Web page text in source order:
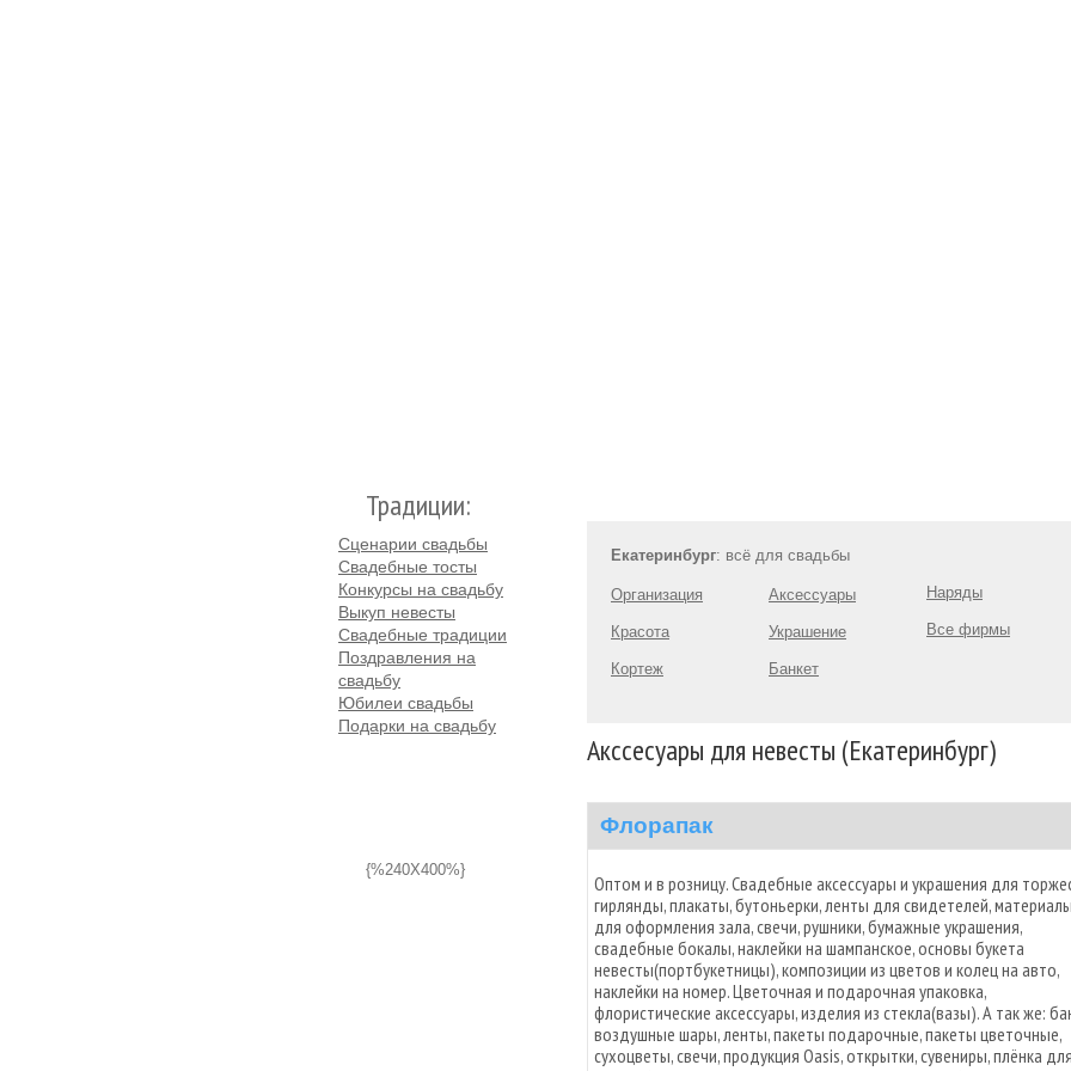
Традиции:
Сценарии свадьбы
Свадебные тосты
Конкурсы на свадьбу
Выкуп невесты
Свадебные традиции
Поздравления на
свадьбу
Юбилеи свадьбы
Подарки на свадьбу
{%240X400%}
Екатеринбург: всё для свадьбы
Организация
Красота
Кортеж
Аксессуары
Украшение
Банкет
Наряды
Все фирмы
Акссесуары для невесты (Екатеринбург)
Флорапак
Оптом и в розницу. Свадебные аксессуары и украшения для
гирлянды, плакаты, бутоньерки, ленты для свидетелей,
для оформления зала, свечи, рушники, бумажные украшения,
свадебные бокалы, наклейки на шампанское, основы букета
невесты(портбукетницы), композиции из цветов и колец на авто,
наклейки на номер. Цветочная и подарочная упаковка,
флористические аксессуары, изделия из стекла(вазы). А так же:
воздушные шары, ленты, пакеты подарочные, пакеты цветочные,
сухоцветы, свечи, продукция Oasis, открытки, сувениры, плёнка